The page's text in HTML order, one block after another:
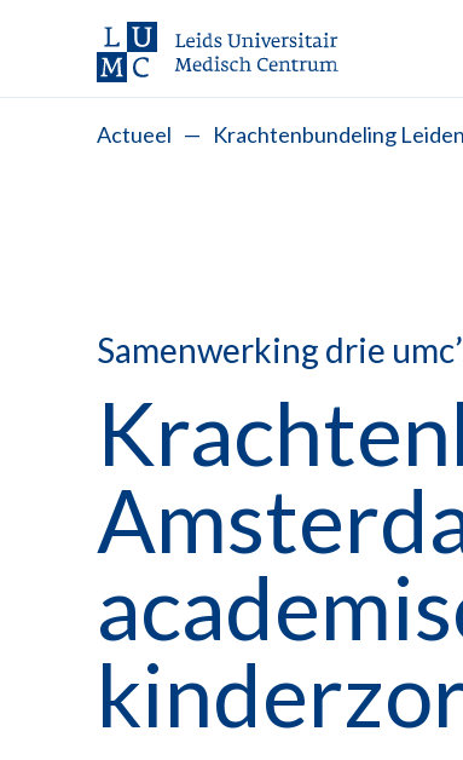
Actueel — Krachtenbundeling
Samenwerking drie